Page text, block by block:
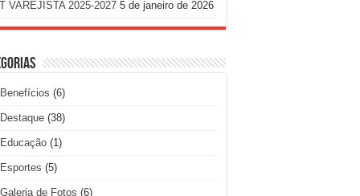
VAREJISTA 2025-2027 5 de janeiro de 2026
Benefícios (6)
Destaque(38)
Educação(1)
Esportes (5)
Galeria de Fotos (6)